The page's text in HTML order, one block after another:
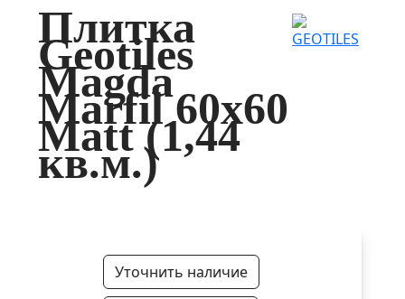
Плитка
Geotiles
Magda
Marfil 60x60
Matt (1,44
кв.м.)
Уточнить наличие